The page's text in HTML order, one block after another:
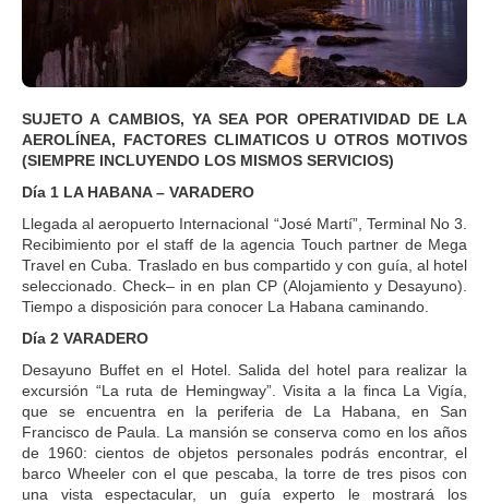
SUJETO A CAMBIOS, YA SEA POR OPERATIVIDAD DE LA
AEROLÍNEA, FACTORES CLIMATICOS U OTROS MOTIVOS
(SIEMPRE INCLUYENDO LOS MISMOS SERVICIOS)
Día 1 LA HABANA – VARADERO
Llegada al aeropuerto Internacional “José Martí”, Terminal No 3.
Recibimiento por el staff de la agencia Touch partner de Mega
Travel en Cuba. Traslado en bus compartido y con guía, al hotel
seleccionado. Check– in en plan CP (Alojamiento y Desayuno).
Tiempo a disposición para conocer La Habana caminando.
Día 2 VARADERO
Desayuno Buffet en el Hotel. Salida del hotel para realizar la
excursión “La ruta de Hemingway”. Visita a la finca La Vigía,
que se encuentra en la periferia de La Habana, en San
Francisco de Paula. La mansión se conserva como en los años
de 1960: cientos de objetos personales podrás encontrar, el
barco Wheeler con el que pescaba, la torre de tres pisos con
una vista espectacular, un guía experto le mostrará los